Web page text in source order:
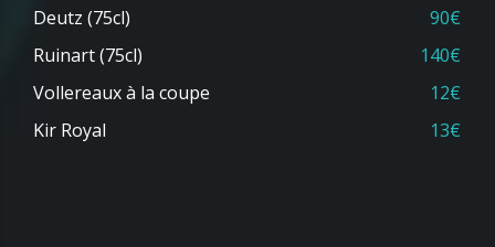
Deutz (75cl)
90€
Ruinart (75cl)
140€
Vollereaux à la coupe
12€
Kir Royal
13€